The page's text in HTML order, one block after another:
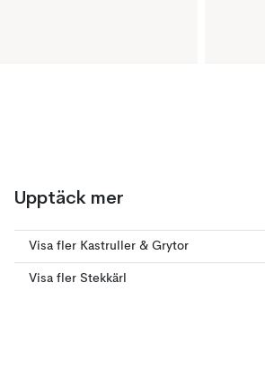
Upptäck mer
Visa fler Kastruller & Grytor
Visa fler Stekkärl